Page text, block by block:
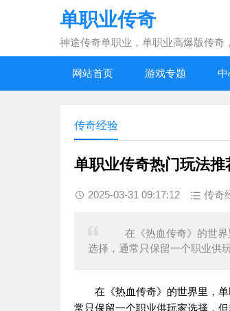
单职业传奇
神途传奇单职业，单职业高爆版传奇
网站首页 游戏专题 中
传奇经验
单职业传奇热门玩法推
2025-03-31 09:17:12 传奇
在《热血传奇》的世界
选择，通常只保留一个职业供
在《热血传奇》的世界里，单
常只保留一个职业供玩家选择，